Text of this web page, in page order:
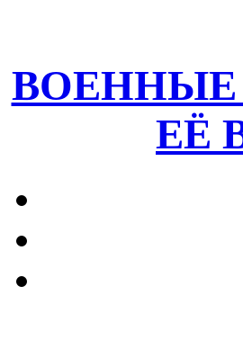
ВОЕННЫЕ
ЕЁ